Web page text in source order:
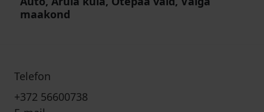
maakond
Telefon
+372 56600738